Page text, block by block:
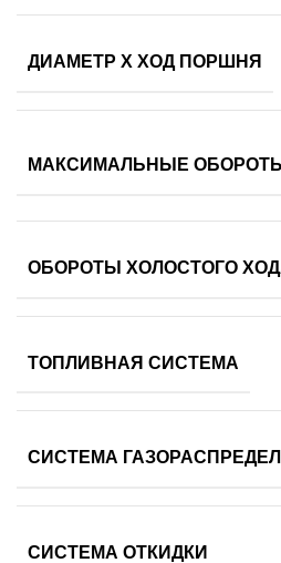
ДИАМЕТР Х ХОД ПОРШНЯ
МАКСИМАЛЬНЫЕ ОБОРОТЫ
ОБОРОТЫ ХОЛОСТОГО
ТОПЛИВНАЯ СИСТЕМА
СИСТЕМА
СИСТЕМА ОТКИДКИ